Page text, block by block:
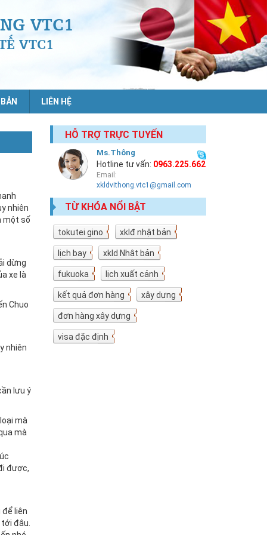
VTC1
VTC1
LIÊN HỆ
nhiên
một số
dừng
xe là
Chuo
nhiên
lưu ý
mà
mà
được,
liên
đâu.
HỖ TRỢ TRỰC TUYẾN
Ms.Thông
Hotline tư vấn: 0963.225.662
Email:
xkldvithong.vtc1@gmail.com
TỪ KHÓA NỔI BẬT
tokutei gino
19 xklđ nhật bản
18
lịch bay
10 xkld Nhật bản
9
fukuoka
7 lịch xuất cảnh
7
kết quả đơn hàng
5 xây dựng
4
đơn hàng xây dựng
4
visa đặc định
3